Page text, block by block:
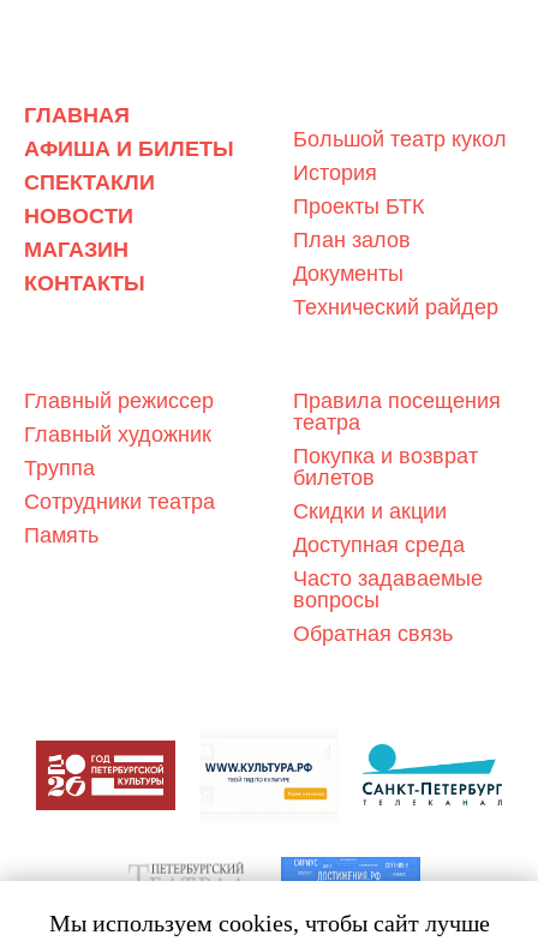
Мы используем cookies, чтобы сайт лучше
ГЛАВНАЯ
АФИША И БИЛЕТЫ
СПЕКТАКЛИ
НОВОСТИ
МАГАЗИН
КОНТАКТЫ
Большой театр кукол
История
Проекты БТК
План залов
Документы
Технический райдер
Главный режиссер
Главный художник
Труппа
Сотрудники театра
Память
Правила посещения
театра
Покупка и возврат
билетов
Скидки и акции
Доступная среда
Часто задаваемые
вопросы
Обратная связь